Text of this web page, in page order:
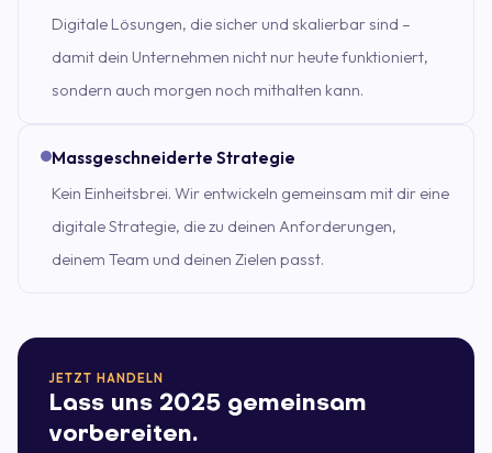
Digitale Lösungen, die sicher und skalierbar sind –
damit dein Unternehmen nicht nur heute funktioniert,
sondern auch morgen noch mithalten kann.
Massgeschneiderte Strategie
Kein Einheitsbrei. Wir entwickeln gemeinsam mit dir eine
digitale Strategie, die zu deinen Anforderungen,
deinem Team und deinen Zielen passt.
JETZT HANDELN
Lass uns 2025 gemeinsam
vorbereiten.